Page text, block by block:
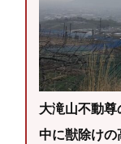
大滝山不動
中に獣除け